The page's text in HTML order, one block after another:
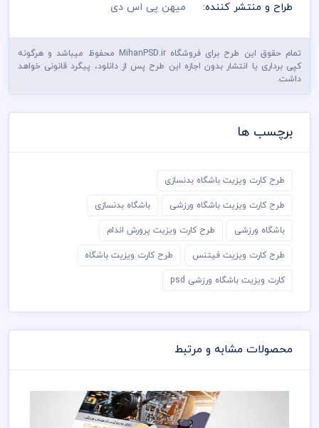
طراح و منتشر کننده:
میهن پی اس دی
تمام حقوق این طرح برای فروشگاه MihanPSD.ir محفوظ میباشد و هرگونه
کپی برداری یا انتشار بدون اجازه این طرح پس از دانلود، پیگرد قانونی خواهد
داشت.
برچسب ها
طرح کارت ویزیت باشگاه بدنسازی
طرح کارت ویزیت باشگاه ورزشی باشگاه بدنسازی
باشگاه ورزشی طرح کارت ویزیت پرورش اندام
طرح کارت ویزیت فیتنس طرح کارت ویزیت باشگاه
کارت ویزیت باشگاه ورزشی psd
محصولات مشابه و مرتبط